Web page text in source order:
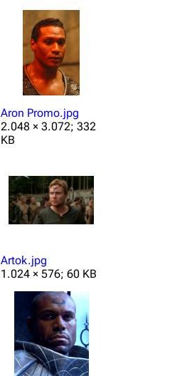
Aron Promo.jpg
2.048 × 3.072; 332
KB
Artok.jpg
1.024 × 576; 60 KB